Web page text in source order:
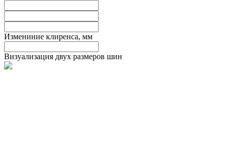
Измениние клиренса, мм
Визуализация двух размеров шин